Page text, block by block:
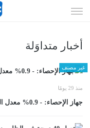
الى
أخبار متداوَلة
غير مصنف
منذ 29 يومًا
جهاز الإحصاء: - 0.9% معدل التضخم الشهرى لشهر يونيو 2026